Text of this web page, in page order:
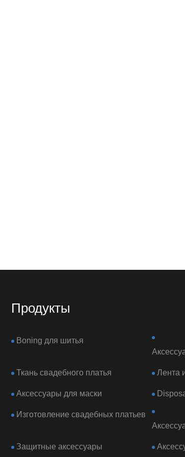
Продукты
Boning для шитья
Ткань свадебного платья Лента
Аксессуары для маски
Изготовление свадебных платьев
Защитные аксессуары